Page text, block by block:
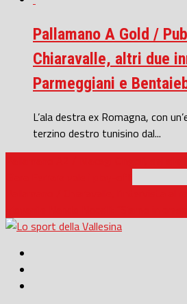
Pallamano A Gold /
Chiaravalle, altri due
Parmeggiani e
L’ala destra ex Romagna, con
terzino destro tunisino dal...